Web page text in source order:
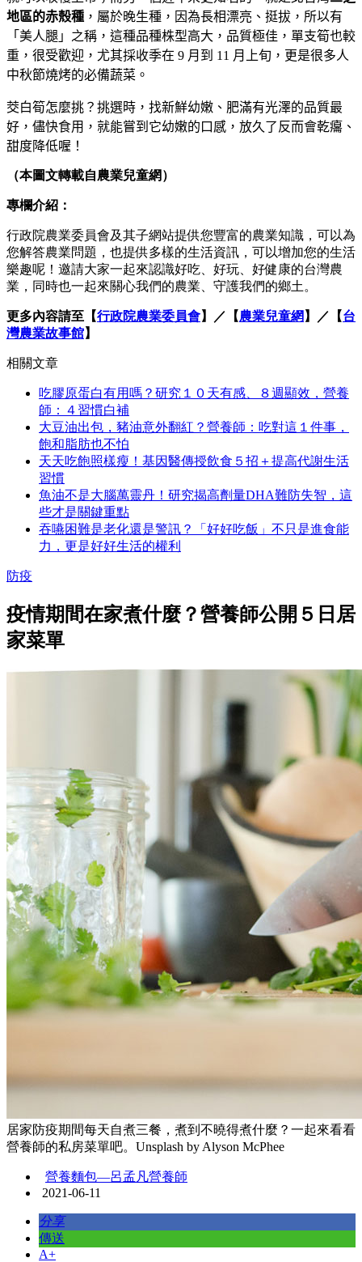
地區的赤殼種 ，屬於晚生種，因為長相漂亮、挺拔，所以有
「美人腿」之稱，這種品種株型高大，品質極佳，單支筍也較
重，很受歡迎，尤其採收季在 9 月到 11 月上旬，更是很多人
中秋節燒烤的必備蔬菜。
茭白筍怎麼挑？挑選時，找新鮮幼嫩、肥滿有光澤的品質最
好，儘快食用，就能嘗到它幼嫩的口感，放久了反而會乾癟、
甜度降低喔！
（本圖文轉載自農業兒童網）
專欄介紹：
行政院農業委員會及其子網站提供您豐富的農業知識，可以為
您解答農業問題，也提供多樣的生活資訊，可以增加您的生活
樂趣呢！邀請大家一起來認識好吃、好玩、好健康的台灣農
業，同時也一起來關心我們的農業、守護我們的鄉土。
更多內容請至【行政院農業委員會】／【農業兒童網 】／【台
灣農業故事館】
相關文章
吃膠原蛋白有用嗎？研究１０天有感、８週顯效，營養
師：４習慣白補
大豆油出包，豬油意外翻紅？營養師：吃對這１件事，
飽和脂肪也不怕
天天吃飽照樣瘦！基因醫傳授飲食５招＋提高代謝生活
習慣
魚油不是大腦萬靈丹！研究揭高劑量DHA難防失智，這
些才是關鍵重點
吞嚥困難是老化還是警訊？「好好吃飯」不只是進食能
力，更是好好生活的權利
防疫
疫情期間在家煮什麼？營養師公開５日居
家菜單
居家防疫期間每天自煮三餐，煮到不曉得煮什麼？一起來看看
營養師的私房菜單吧。Unsplash by Alyson McPhee
營養麵包—呂孟凡營養師
2021-06-11
分享
傳送
A+